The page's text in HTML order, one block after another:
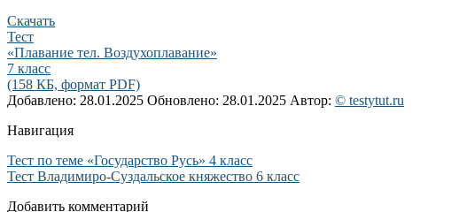
Скачать
Тест
«Плавание тел. Воздухоплавание»
7 класс
(158 КБ, формат PDF)
Добавлено: 28.01.2025 Обновлено: 28.01.2025 Автор: © testytut.ru
Навигация
Тест по теме «Государство Русь» 4 класс
Тест Владимиро-Суздальское княжество 6 класс
Добавить комментарий